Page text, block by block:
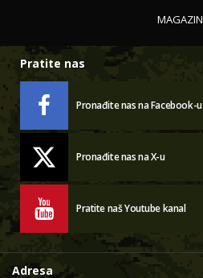
MAGAZIN
Pratite nas
Pronađite nas na Facebook-u
Pronađite nas na X-u
Pratite naš Youtube kanal
Adresa